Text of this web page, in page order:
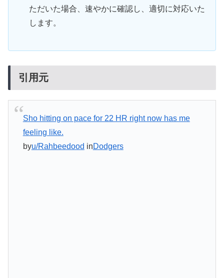
ただいた場合、速やかに確認し、適切に対応いた
します。
引用元
Sho hitting on pace for 22 HR right now has me
feeling like.
byu/Rahbeedood inDodgers